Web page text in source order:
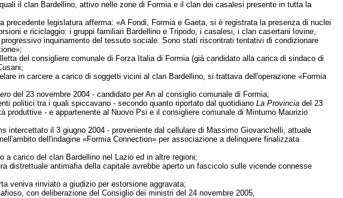
il clan Bardellino, attivo nelle zone di Formia e il clan dei casalesi presente in tutta la
legislatura afferma: «A Fondi, Formia e Gaeta, si è registrata la presenza di nuclei
e riciclaggio: i gruppi familiari Bardellino e Tripodo, i casalesi, i clan casertani Iovine,
inquinamento del tessuto sociale. Sono stati riscontrati tentativi di condizionare
del consigliere comunale di Forza Italia di Formia (già candidato alla carica di sindaco di
in carcere a carico di soggetti vicini al clan Bardellino, si trattava dell'operazione «Formia
del 23 novembre 2004 - candidato per An al consiglio comunale di Formia;
politici tra i quali spiccavano - secondo quanto riportato dal quotidiano La Provinciadel 23
- e appartenente al Nuovo Psi e il consigliere comunale di Minturno Maurizio
intercettato il 3 giugno 2004 - proveniente dal cellulare di Massimo Giovanchelli, attuale
dell'indagine «Formia Connection» per associazione a delinquere finalizzata
a carico del clan Bardellino nel Lazio ed in altre regioni;
distrettuale antimafia della capitale avrebbe aperto un fascicolo sulle vicende connesse
veniva rinviato a giudizio per estorsione aggravata;
con deliberazione del Consiglio dei ministri del 24 novembre 2005,